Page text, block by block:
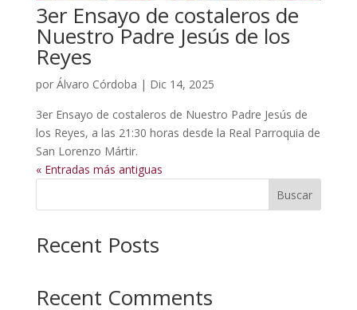
3er Ensayo de costaleros de
Nuestro Padre Jesús de los
Reyes
por Álvaro Córdoba | Dic 14, 2025
3er Ensayo de costaleros de Nuestro Padre Jesús de
los Reyes, a las 21:30 horas desde la Real Parroquia de
San Lorenzo Mártir.
« Entradas más antiguas
Buscar
Recent Posts
Recent Comments